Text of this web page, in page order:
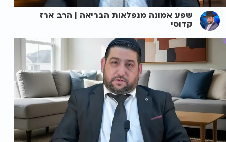
שפע אמונה מנפלאות הבריאה | הרב ארז
קדוסי